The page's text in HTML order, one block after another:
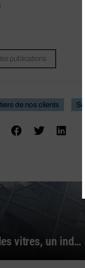
publications
de nos clients
Le nettoyant pour les vitres, un indispensable pour un bon nettoyage !